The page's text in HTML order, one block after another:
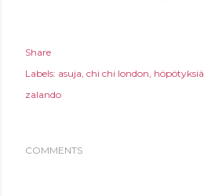
Share
Labels: asuja chi chi london höpötyksiä
zalando
COMMENTS